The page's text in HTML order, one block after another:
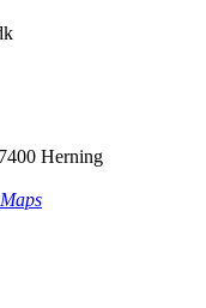
Herning